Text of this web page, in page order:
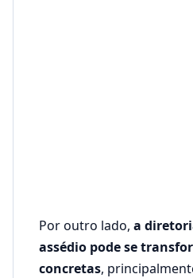
Por outro lado, a
assédio pode se
concretas,